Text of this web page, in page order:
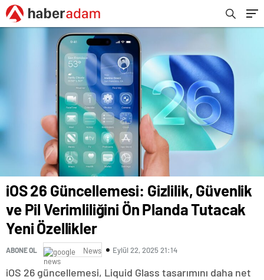
iOS 26 Güncellemesi: Gizlilik, Güvenlik
ve Pil Verimliliğini Ön Planda Tutacak
Yeni Özellikler
ABONE OL News Eylül 22, 2025 21:14
iOS 26 güncellemesi, Liquid Glass tasarımını daha net